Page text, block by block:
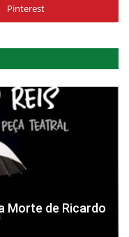
Pinterest
Morte de Ricardo